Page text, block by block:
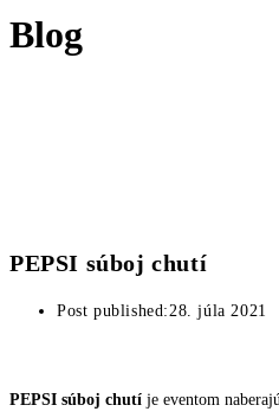
Blog
PEPSI súboj chutí
Post published: 28. júla 2021
PEPSI súboj chutí je eventom